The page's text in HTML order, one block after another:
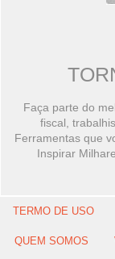
Faça parte do
fiscal,
Ferramentas que
Inspirar
TERMO DE USO
QUEM SOMOS